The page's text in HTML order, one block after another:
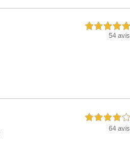
5,0 étoiles sur 5
54 avis
4,0 étoiles sur 5
64 avis